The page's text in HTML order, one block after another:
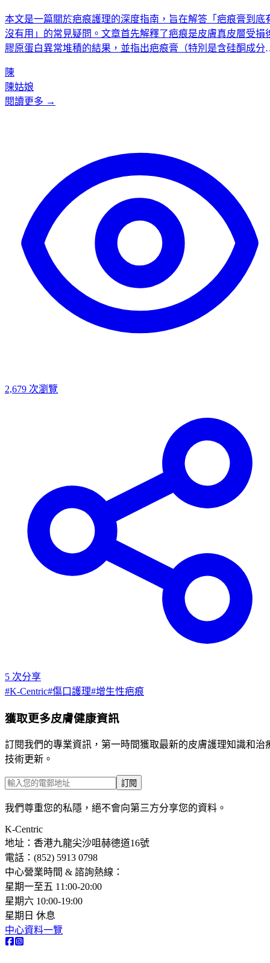
本文是一篇關於疤痕護理的深度指南，旨在解答「疤痕膏到底
沒有用」的常見疑問。文章首先解釋了疤痕是皮膚真皮層受損
膠原蛋白異常堆積的結果，並指出疤痕膏（特別是含硅酮成分
文章詳細介紹了疤痕護理的四大黃金階段：從傷後7天內的消
炎、1個月內的減張與預防、1-3個月的早期干預黃金期，到3-6
個月後的針對性治療。內容強調了正確使用疤痕凝膠的時機、
陳
陳姑娘
閱讀更多 →
2,679 次瀏覽
5 次分享
#K-Centric#傷口護理#增生性疤痕
獲取更多皮膚健康資訊
訂閱我們的專業資訊，第一時間獲取最新的皮膚護理知識和治
技術更新。
訂閱
我們尊重您的私隱，絕不會向第三方分享您的資料。
K-Centric
地址：香港九龍尖沙咀赫德道16號
電話：(852) 5913 0798​
中心營業時間 & 諮詢熱線：
星期一至五 11:00-20:00
星期六 10:00-19:00
星期日 休息
中心資料一覽